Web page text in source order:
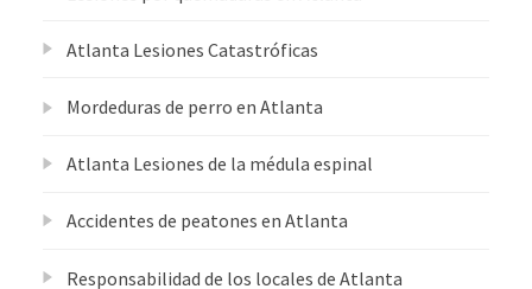
Atlanta Lesiones Catastróficas
Mordeduras de perro en Atlanta
Atlanta Lesiones de la médula espinal
Accidentes de peatones en Atlanta
Responsabilidad de los locales de Atlanta